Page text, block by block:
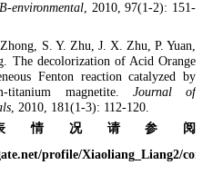
environmental, 2010, 97(1-2): 151-
S. Y. Zhu, J. X. Zhu, P. Yuan,
The decolorization of Acid Orange
Fenton reaction catalyzed by
titanium magnetite. Journal of
, 2010, 181(1-3): 112-120.
情况请参阅
profile/Xiaoliang_Liang2/